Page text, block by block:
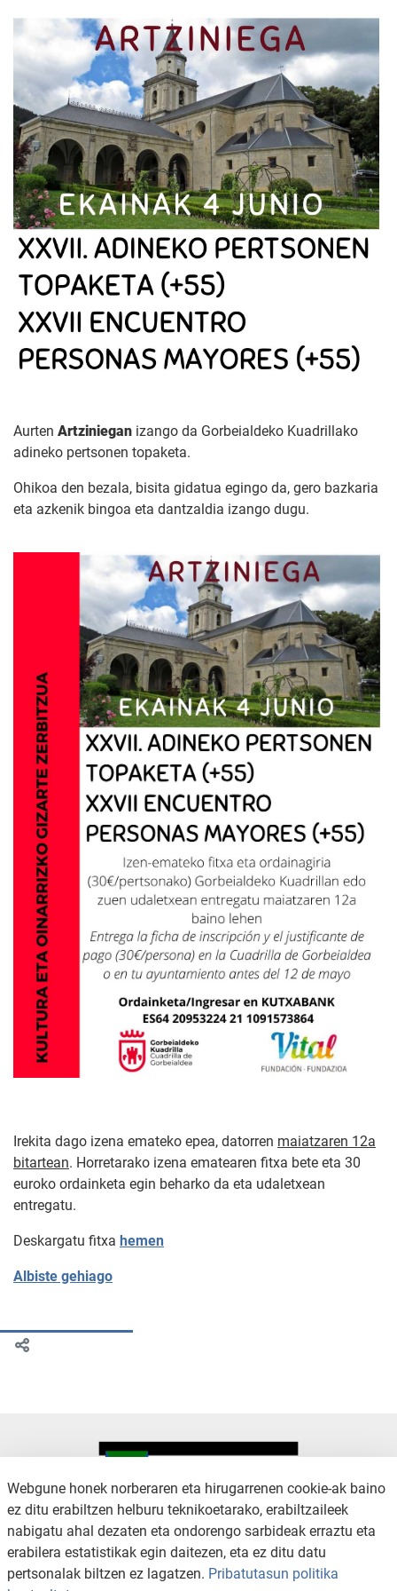
Aurten Artziniegan izango da Gorbeialdeko Kuadrillako
adineko pertsonen topaketa.
Ohikoa den bezala, bisita gidatua egingo da, gero bazkaria
eta azkenik bingoa eta dantzaldia izango dugu.
Irekita dago izena emateko epea, datorren maiatzaren 12a
bitartean. Horretarako izena ematearen fitxa bete eta 30
euroko ordainketa egin beharko da eta udaletxean
entregatu.
Deskargatu fitxa hemen
Albiste gehiago
KONTAKTUA
LEGE OHARRA
SALAKETA KANALA
PRIBATUTASUN POLITIKA
Webgune honek norberaren eta hirugarrenen cookie-ak baino
ez ditu erabiltzen helburu teknikoetarako, erabiltzaileek
nabigatu ahal dezaten eta ondorengo sarbideak erraztu eta
erabilera estatistikak egin daitezen, eta ez ditu datu
pertsonalak biltzen ez lagatzen. Pribatutasun politika